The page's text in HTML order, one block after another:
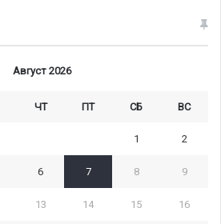
Август 2026
ЧТ ПТ СБ ВС
1 2
6 7 8 9
13 14 15 16